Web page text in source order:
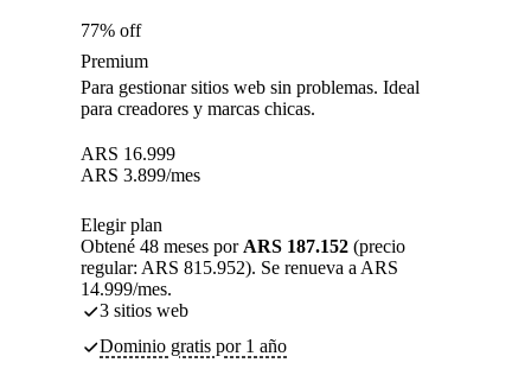
77% off
Premium
Para gestionar sitios web sin problemas. Ideal
para creadores y marcas chicas.
ARS 16.999
ARS 3.899/mes
Elegir plan
Obtené 48 meses por ARS 187.152 (precio
regular: ARS 815.952). Se renueva a ARS
14.999/mes.
3 sitios web
Dominio gratis por 1 año